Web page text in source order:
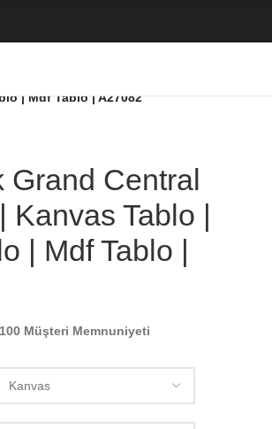
| Mdf Tablo | A27082
Grand Central
Kanvas Tablo |
| Mdf Tablo |
Müşteri Memnuniyeti